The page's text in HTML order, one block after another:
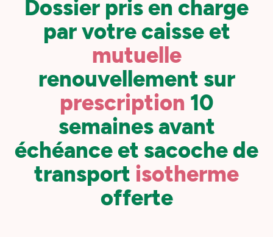
Dossier pris en charge
par votre caisse et
mutuelle
renouvellement sur
prescription 10
semaines avant
échéance et sacoche de
transport isotherme
offerte